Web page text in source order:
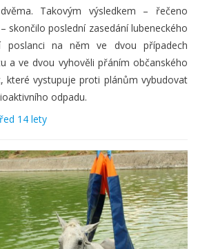
Takovým výsledkem – řečeno
skončilo poslední zasedání lubeneckého
poslanci na něm ve dvou případech
a ve dvou vyhověli přáním občanského
které vystupuje proti plánům vybudovat
odpadu.
14 lety